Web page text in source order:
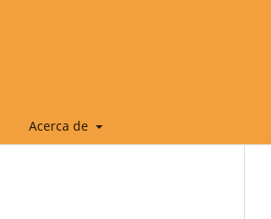
Acerca de